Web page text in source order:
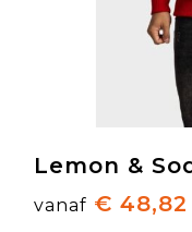
Lemon &
vanaf € 48,82